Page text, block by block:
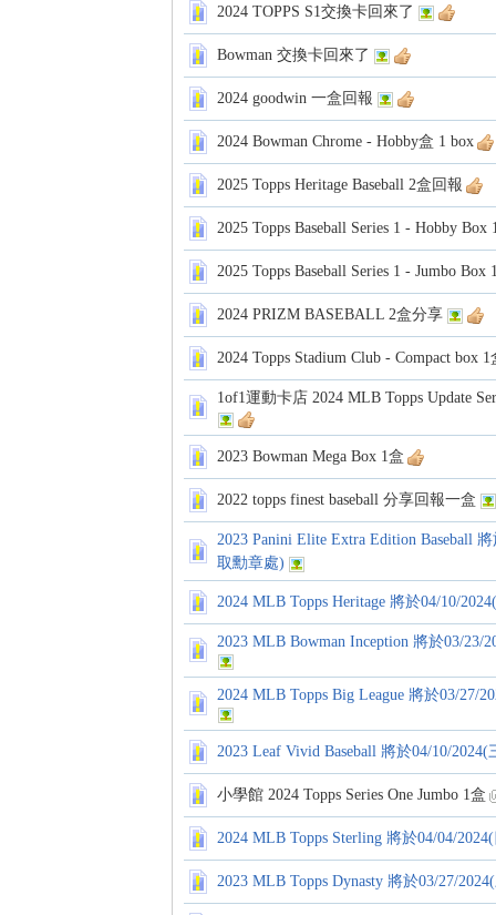
2024 TOPPS S1交換卡回來了
Bowman 交換卡回來了
2024 goodwin 一盒回報
2024 Bowman Chrome - Hobby盒 1 box
2025 Topps Heritage Baseball 2盒回報
2025 Topps Baseball Series 1 - Hobby Box
2025 Topps Baseball Series 1 - Jumbo Box
2024 PRIZM BASEBALL 2盒分享
2024 Topps Stadium Club - Compact box 1
1of1運動卡店 2024 MLB Topps Update
2023 Bowman Mega Box 1盒
2022 topps finest baseball 分享回報一盒
2023 Panini Elite Extra Edition Baseball
取勳章處)
2024 MLB Topps Heritage 將於04/10/
2023 MLB Bowman Inception 將於03/
2024 MLB Topps Big League 將於03/27/
2023 Leaf Vivid Baseball 將於04/10/
小學館 2024 Topps Series One Jumbo 1盒
2024 MLB Topps Sterling 將於04/04/
2023 MLB Topps Dynasty 將於03/27/